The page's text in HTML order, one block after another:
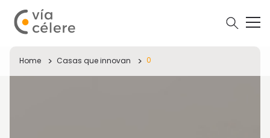
Home Casas que innovan 0